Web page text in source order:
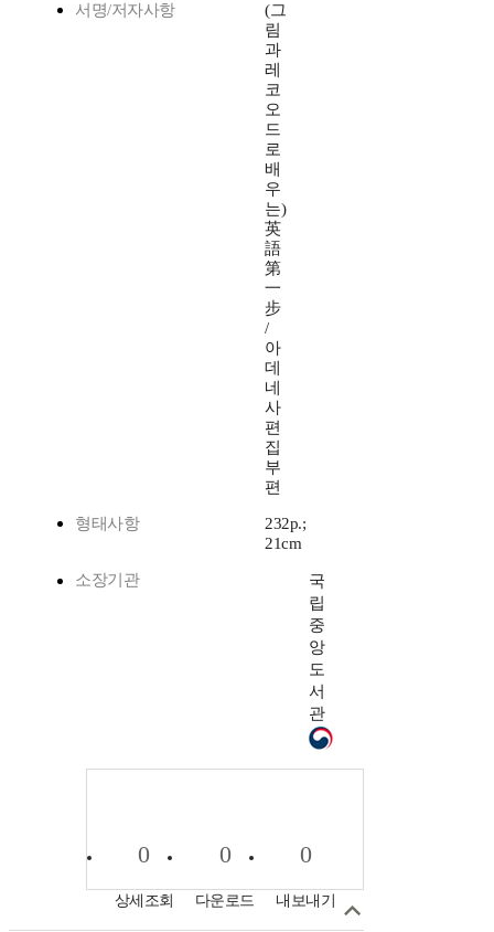
서명/저자사항
(그
림
과
레
코
오
드
로
배
우
는)
英
語
第
一
步
/
아
데
네
사
편
집
부
편
형태사항
232p.;
21cm
소장기관
국
립
중
앙
도
서
관
0
상세조회
0
다운로드
0
내보내기